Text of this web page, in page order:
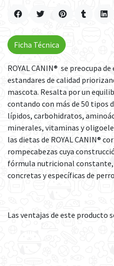
ROYAL CANIN® se preocupa
estandares de calidad
mascota. Resalta por un
contando con más de 50 tipos
lípidos, carbohidratos,
minerales, vitaminas y
las dietas de ROYAL CANIN®
rompecabezas cuya
fórmula nutricional constante,
concretas y específicas de
Las ventajas de este producto
Ficha Técnica